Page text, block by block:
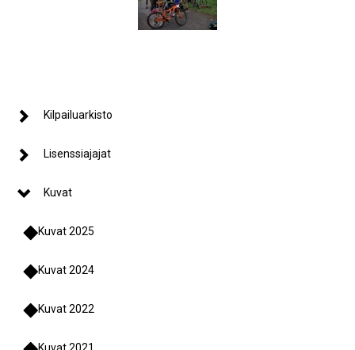
Kilpailuarkisto
Lisenssiajajat
Kuvat
Kuvat 2025
Kuvat 2024
Kuvat 2022